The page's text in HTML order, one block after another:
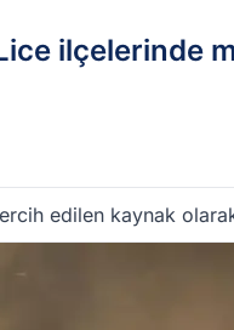
ilçelerinde
edilen kaynak